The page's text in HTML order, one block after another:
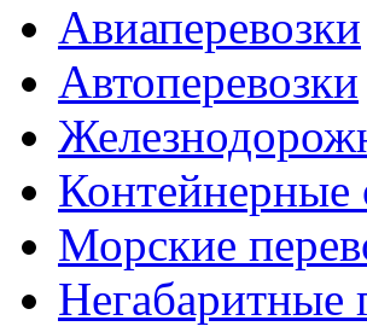
Авиаперевозки
Автоперевозки
Контейнерные
Морские
Негабаритные